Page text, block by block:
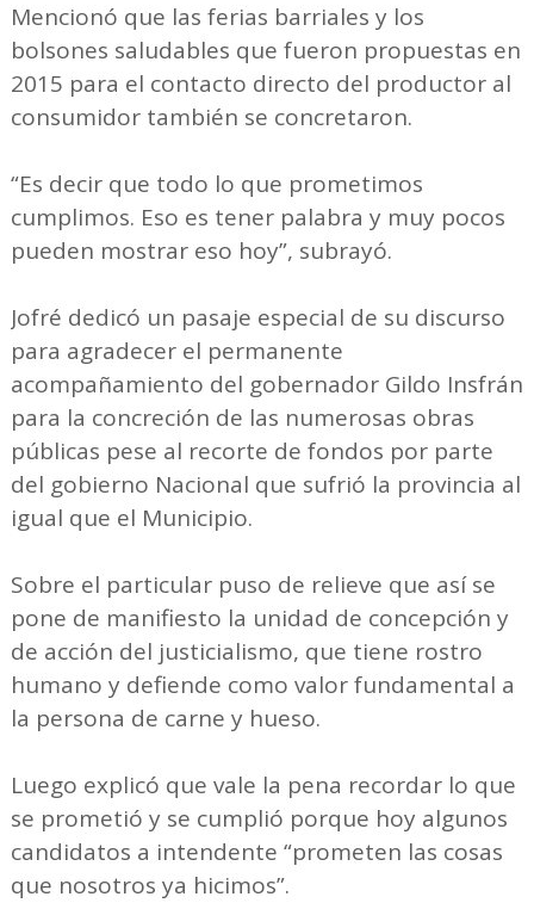
Mencionó que las ferias barriales y los
bolsones saludables que fueron propuestas en
2015 para el contacto directo del productor al
consumidor también se concretaron.
“Es decir que todo lo que prometimos
cumplimos. Eso es tener palabra y muy pocos
pueden mostrar eso hoy”, subrayó.
Jofré dedicó un pasaje especial de su discurso
para agradecer el permanente
acompañamiento del gobernador Gildo Insfrán
para la concreción de las numerosas obras
públicas pese al recorte de fondos por parte
del gobierno Nacional que sufrió la provincia al
igual que el Municipio.
Sobre el particular puso de relieve que así se
pone de manifiesto la unidad de concepción y
de acción del justicialismo, que tiene rostro
humano y defiende como valor fundamental a
la persona de carne y hueso.
Luego explicó que vale la pena recordar lo que
se prometió y se cumplió porque hoy algunos
candidatos a intendente “prometen las cosas
que nosotros ya hicimos”.